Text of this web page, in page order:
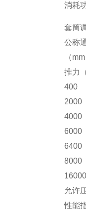
消耗
套筒
公称
（
推力
400
2000
4000
6000
6400
8000
允许
性能